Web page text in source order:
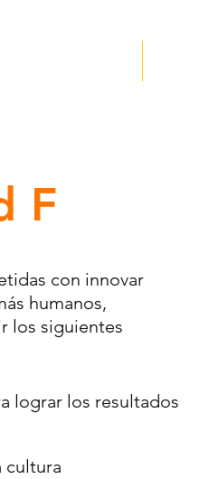
F
con innovar
humanos,
los siguientes
lograr los resultados
cultura